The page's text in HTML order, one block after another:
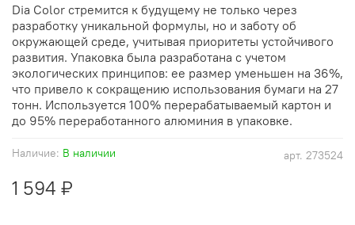
арт. 273524
Наличие: В наличии
1 594 ₽
Dia Color стремится к будущему не только через
разработку уникальной формулы, но и заботу об
окружающей среде, учитывая приоритеты устойчивого
развития. Упаковка была разработана с учетом
экологических принципов: ее размер уменьшен на 36%,
что привело к сокращению использования бумаги на 27
тонн. Используется 100% перерабатываемый картон и
до 95% переработанного алюминия в упаковке.